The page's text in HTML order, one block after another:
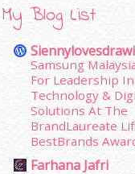
My Blog List
Samsung
For Leadership
Technology &
Solutions At The
BrandLaureate
BestBrands
Farhana Jafri